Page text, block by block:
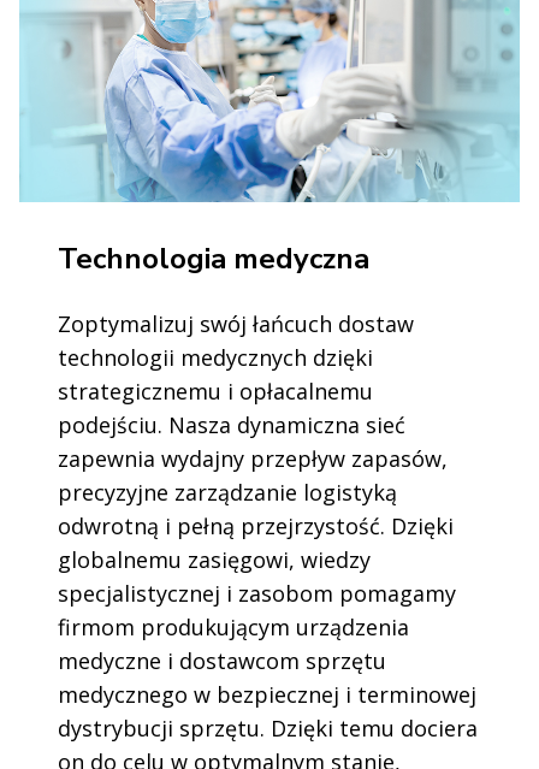
Technologia medyczna
Zoptymalizuj swój łańcuch dostaw
technologii medycznych dzięki
strategicznemu i opłacalnemu
podejściu. Nasza dynamiczna sieć
zapewnia wydajny przepływ zapasów,
precyzyjne zarządzanie logistyką
odwrotną i pełną przejrzystość. Dzięki
globalnemu zasięgowi, wiedzy
specjalistycznej i zasobom pomagamy
firmom produkującym urządzenia
medyczne i dostawcom sprzętu
medycznego w bezpiecznej i terminowej
dystrybucji sprzętu. Dzięki temu dociera
on do celu w optymalnym stanie,